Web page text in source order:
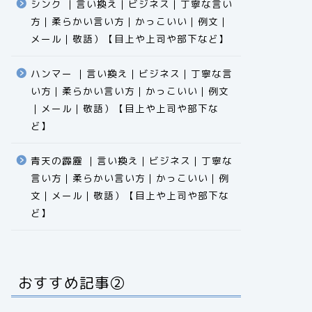
シンク ｜言い換え｜ビジネス｜丁寧な言い
方｜柔らかい言い方｜かっこいい｜例文｜
メール｜敬語）【目上や上司や部下など】​​​​​​​​​​​​​​​​
ハンマー ｜言い換え｜ビジネス｜丁寧な言
い方｜柔らかい言い方｜かっこいい｜例文
｜メール｜敬語）【目上や上司や部下な
ど】​​​​​​​​​​​​​​​​
青天の霹靂 ｜言い換え｜ビジネス｜丁寧な
言い方｜柔らかい言い方｜かっこいい｜例
文｜メール｜敬語）【目上や上司や部下な
ど】​​​​​​​​​​​​​​​​
おすすめ記事②